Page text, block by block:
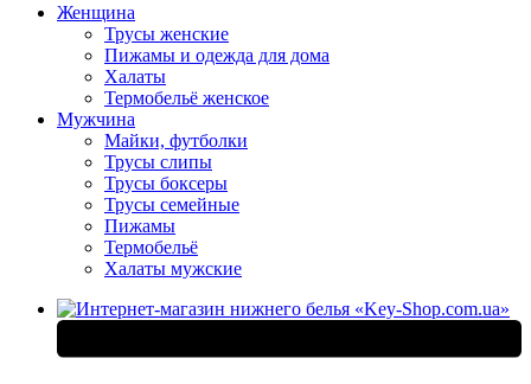
Женщина
Трусы женские
Пижамы и одежда для дома
Халаты
Термобельё женское
Мужчина
Майки, футболки
Трусы слипы
Трусы боксеры
Трусы семейные
Пижамы
Термобельё
Халаты мужские